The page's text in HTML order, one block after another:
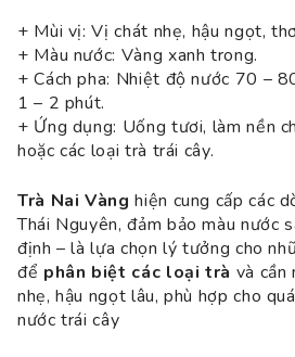
+ Mùi vị: Vị chát nhẹ, hậu ngọt,
+ Màu nước: Vàng xanh trong.
+ Cách pha: Nhiệt độ nước 70 –
1 – 2 phút.
+ Ứng dụng: Uống tươi, làm nền
hoặc các loại trà trái cây.
Trà Nai Vàng hiện cung cấp các
Thái Nguyên, đảm bảo màu nước
định – là lựa chọn lý tưởng cho
để phân biệt các loại trà và cần
nhẹ, hậu ngọt lâu, phù hợp cho
nước trái cây